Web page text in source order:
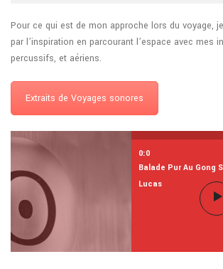
Pour ce qui est de mon approche lors du voyage,
par l’inspiration en parcourant l’espace avec mes
percussifs, et aériens.
Extraits de Voyages sonores
0:0
Balade Pur Au Gong
Lucas